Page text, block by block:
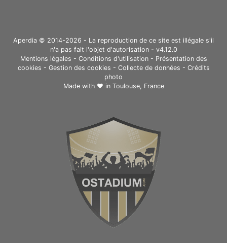
Aperdia © 2014-2026 - La reproduction de ce site est illégale s'il
n'a pas fait l'objet d'autorisation - v4.12.0
Mentions légales - Conditions d'utilisation- Présentation des
cookies - Gestion des cookies - Collecte de données - Crédits
photo
Made with ❤ in Toulouse, France